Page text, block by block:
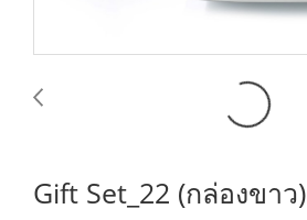
Gift Set_22 (กล่องขาว)